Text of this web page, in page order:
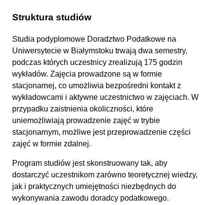
Struktura studiów
Studia podyplomowe Doradztwo Podatkowe na
Uniwersytecie w Białymstoku trwają dwa semestry,
podczas których uczestnicy zrealizują 175 godzin
wykładów. Zajęcia prowadzone są w formie
stacjonarnej, co umożliwia bezpośredni kontakt z
wykładowcami i aktywne uczestnictwo w zajęciach. W
przypadku zaistnienia okoliczności, które
uniemożliwiają prowadzenie zajęć w trybie
stacjonarnym, możliwe jest przeprowadzenie części
zajęć w formie zdalnej.
Program studiów jest skonstruowany tak, aby
dostarczyć uczestnikom zarówno teoretycznej wiedzy,
jak i praktycznych umiejętności niezbędnych do
wykonywania zawodu doradcy podatkowego.